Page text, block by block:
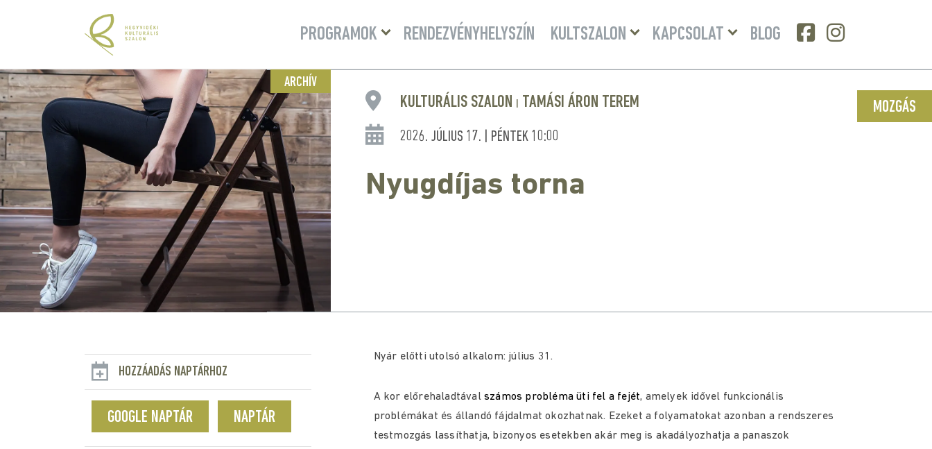
PROGRAMOK
Menü
lenyitásaRENDEZVÉNYHELYSZÍN KULTSZALON
Menü
lenyitásaKAPCSOLAT
Menü
lenyitása
BLOG
ARCHÍV
MOZGÁS
KULTURÁLIS SZALON TAMÁSI ÁRON TEREM
2026. JÚLIUS 17. | PÉNTEK 10:00
Nyugdíjas torna
HOZZÁADÁS NAPTÁRHOZ
GOOGLE NAPTÁR NAPTÁR
Nyár előtti utolsó alkalom: július 31.
A kor előrehaladtávalszámos probléma üti fel a fejét, amelyek idővel funkcionális
problémákat és állandó fájdalmat okozhatnak. Ezeket a folyamatokat azonban a rendszeres
testmozgás lassíthatja, bizonyos esetekben akár meg is akadályozhatja a panaszok